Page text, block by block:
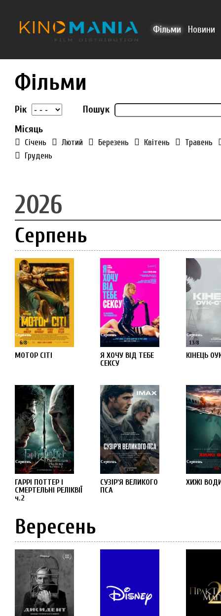
Фільми Новини
Фільми
Рік Рік
Пошук
Місяць
Січень Лютий Березень Квітень
Травень
Грудень
2026
Серпень
Серпень
6/8
МОТОР СІТІ
Серпень
13/8
Я ХОЧУ ВІД ТЕБЕ
СЕКСУ
Серпень
13/8
КІНЕЦЬ
Серпень
27/8
ГАРРІ ПОТТЕР І
СМЕРТЕЛЬНІ РЕЛІКВІЇ
ч.2
Серпень
27 /8
СУЗІР'Я ВЕЛИКОГО
ПСА
Серпень
27/8
ХИЖІ
Вересень